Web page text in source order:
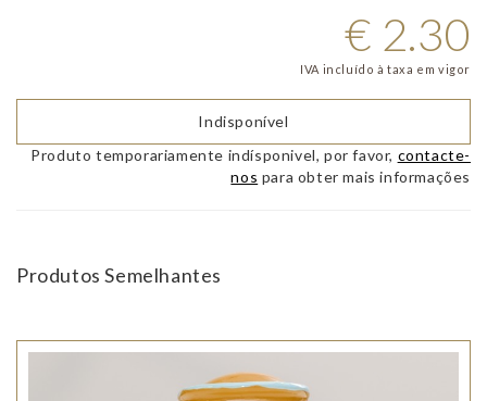
€ 2.30
IVA incluído à taxa em vigor
Indisponível
Produto temporariamente indísponivel, por favor, contacte-
nos para obter mais informações
Produtos Semelhantes